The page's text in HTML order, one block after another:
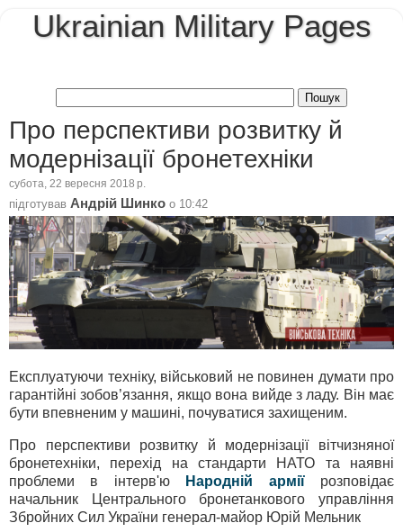
Ukrainian Military Pages
Про перспективи розвитку й
модернізації бронетехніки
субота, 22 вересня 2018 р.
підготував Андрій Шинко о 10:42
Експлуатуючи техніку, військовий не повинен думати про
гарантійні зобов’язання, якщо вона вийде з ладу. Він має
бути впевненим у машині, почуватися захищеним.
Про перспективи розвитку й модернізації вітчизняної
бронетехніки, перехід на стандарти НАТО та наявні
проблеми в інтерв'ю
Народній арміїрозповідає
начальник Центрального бронетанкового управління
Збройних Сил України генерал-майор Юрій Мельник